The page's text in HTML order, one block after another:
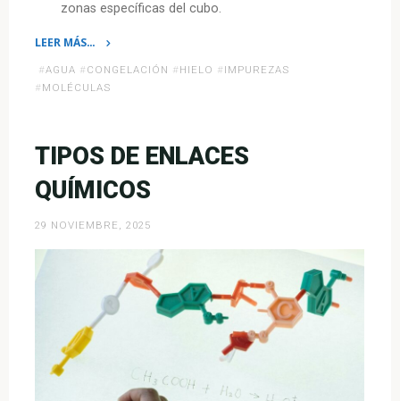
zonas específicas del cubo.
LEER MÁS…
«¿Por
qué
de
son
otros
turbios?»
# AGUA # CONGELACIÓN # HIELO # IMPUREZAS
# MOLÉCULAS
TIPOS DE ENLACES
QUÍMICOS
29 NOVIEMBRE, 2025